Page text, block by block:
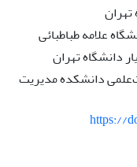
علامه طباطبائی
دانشگاه تهران
دانشکده مدیریت
https://